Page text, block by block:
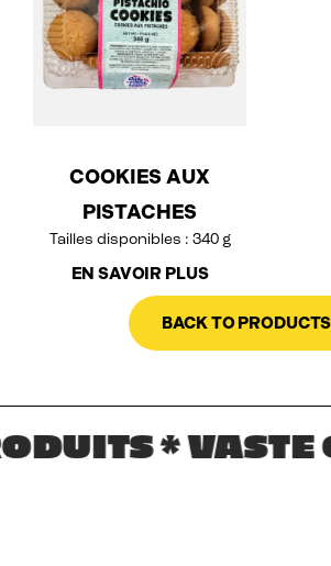
COOKIES AUX
PISTACHES
Tailles disponibles : 340 g
EN SAVOIR PLUS
BACK TO PRODUCTS
* VASTE